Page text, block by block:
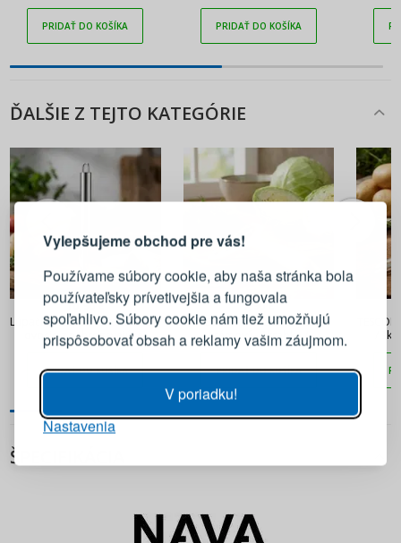
Vylepšujeme obchod pre vás!
Používame súbory cookie, aby naša stránka bola
používateľsky prívetivejšia a fungovala
spoľahlivo. Súbory cookie nám tiež umožňujú
prispôsobovať obsah a reklamy vašim záujmom.
V poriadku!
Nastavenia
PRIDAŤ DO KOŠÍKA PRIDAŤ DO KOŠÍKA
ĎALŠIE Z TEJTO KATEGÓRIE
10,90 €
Lúpačka / Lúpač na zeleninu a
ovocie z nehrdzavejúcej
ocele KELA RONDO ZVISLÁ
PRIDAŤ DO KOŠÍKA
7,90 €
TESCOMA Presto Expert
krémový - škrabka /
strúhadlo na kapustu z plastu
PRIDAŤ DO KOŠÍKA
/
ŠPECIFIKÁCIA
PRIHLÁSENIE REGISTRÁCIA
Prihláste sa k svojmu účtu
E-mail
PRIHLÁSIŤ SA